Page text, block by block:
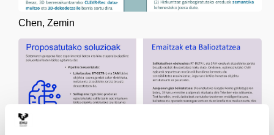
Chen, Zemin
Etxebarria, Ager